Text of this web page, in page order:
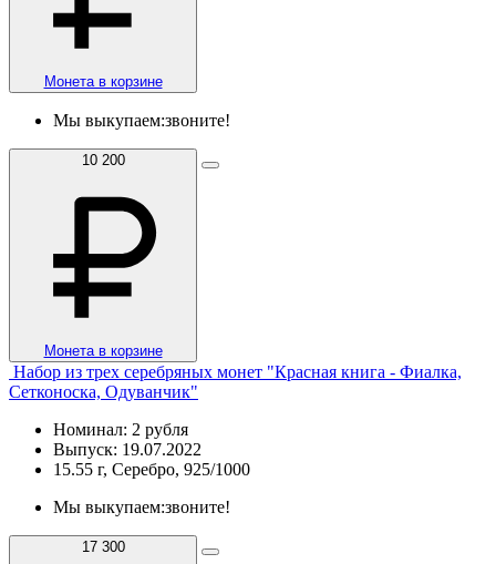
Монета в корзине
Мы выкупаем:звоните!
10 200
Монета в корзине
Набор из трех серебряных монет "Красная книга - Фиалка,
Сетконоска, Одуванчик"
Номинал: 2 рубля
Выпуск: 19.07.2022
15.55 г, Серебро, 925/1000
Мы выкупаем:звоните!
17 300